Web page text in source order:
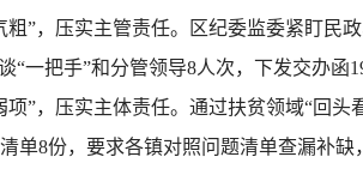
粗”，压实主管责任。区纪委监委紧盯民
“一把手”和分管领导8人次，下发交办
”，压实主体责任。通过扶贫领域“回头
单8份，要求各镇对照问题清单查漏补